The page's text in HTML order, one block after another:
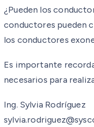
¿Pueden los
conductores pueden
los conductores
Es importante
necesarios para
Ing. Sylvia Rodríguez